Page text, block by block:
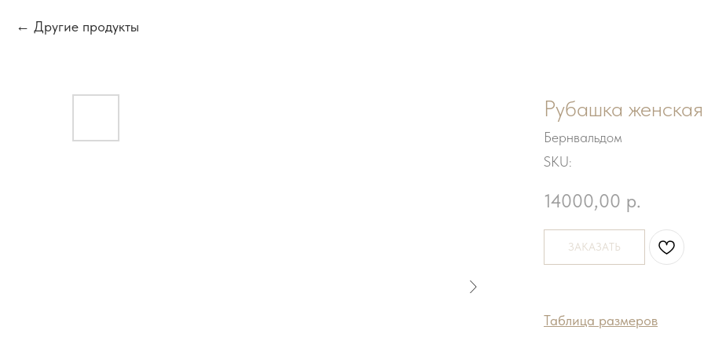
Другие продукты
Рубашка
Бернвальдом
SKU:
14000,00 р.
ЗАКАЗАТЬ
Таблица размеров